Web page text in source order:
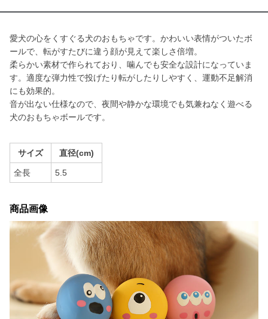
愛犬の心をくすぐる犬のおもちゃです。かわいい表情がついたボ
ールで、転がすたびに違う顔が見えて楽しさ倍増。
柔らかい素材で作られており、噛んでも安全な設計になっていま
す。適度な弾力性で投げたり転がしたりしやすく、運動不足解消
にも効果的。
音が出ない仕様なので、夜間や静かな環境でも気兼ねなく遊べる
犬のおもちゃボールです。
サイズ 直径(cm)
全長 5.5
商品画像